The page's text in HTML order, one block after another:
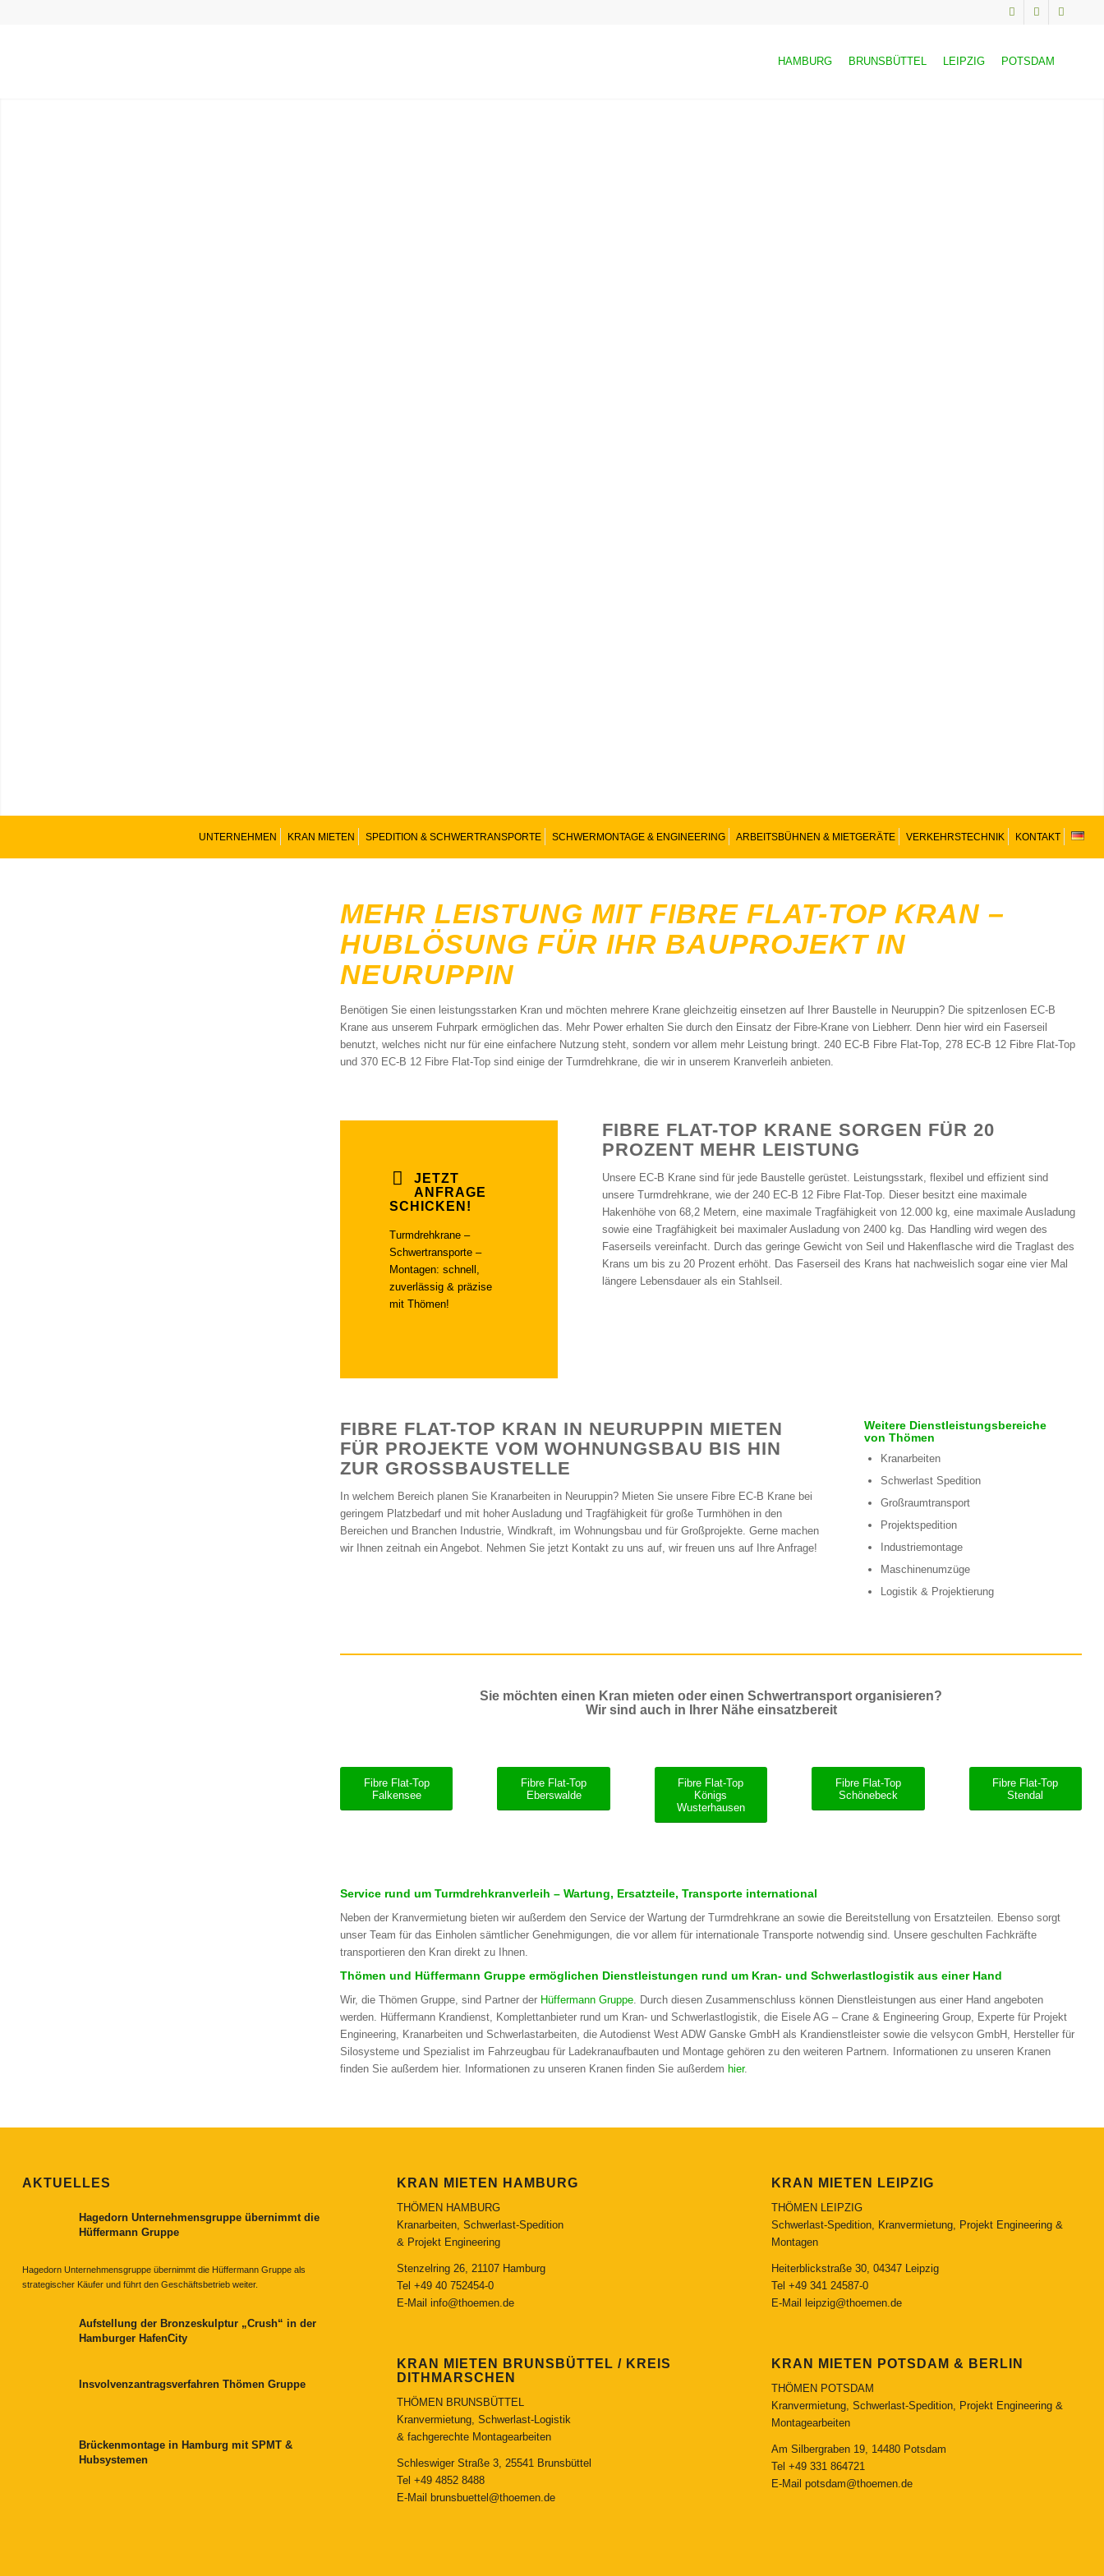
HAMBURG BRUNSBÜTTEL LEIPZIG POTSDAM
UNTERNEHMEN KRAN MIETEN SPEDITION & SCHWERTRANSPORTE SCHWERMONTAGE & ENGINEERING ARBEITSBÜHNEN & MIETGERÄTE VERKEHRSTECHNIK KONTAKT
MEHR LEISTUNG MIT FIBRE FLAT-TOP KRAN –
HUBLÖSUNG FÜR IHR BAUPROJEKT IN
NEURUPPIN
Benötigen Sie einen leistungsstarken Kran und möchten mehrere Krane gleichzeitig einsetzen auf Ihrer Baustelle in Neuruppin? Die spitzenlosen EC-B
Krane aus unserem Fuhrpark ermöglichen das. Mehr Power erhalten Sie durch den Einsatz der Fibre-Krane von Liebherr. Denn hier wird ein Faserseil
benutzt, welches nicht nur für eine einfachere Nutzung steht, sondern vor allem mehr Leistung bringt. 240 EC-B Fibre Flat-Top, 278 EC-B 12 Fibre Flat-Top
und 370 EC-B 12 Fibre Flat-Top sind einige der Turmdrehkrane, die wir in unserem Kranverleih anbieten.
JETZT
ANFRAGE
SCHICKEN!
Turmdrehkrane –
Schwertransporte –
Montagen: schnell,
zuverlässig & präzise
mit Thömen!
FIBRE FLAT-TOP KRANE SORGEN FÜR 20
PROZENT MEHR LEISTUNG
Unsere EC-B Krane sind für jede Baustelle gerüstet. Leistungsstark, flexibel und effizient sind
unsere Turmdrehkrane, wie der 240 EC-B 12 Fibre Flat-Top. Dieser besitzt eine maximale
Hakenhöhe von 68,2 Metern, eine maximale Tragfähigkeit von 12.000 kg, eine maximale Ausladung
sowie eine Tragfähigkeit bei maximaler Ausladung von 2400 kg. Das Handling wird wegen des
Faserseils vereinfacht. Durch das geringe Gewicht von Seil und Hakenflasche wird die Traglast des
Krans um bis zu 20 Prozent erhöht. Das Faserseil des Krans hat nachweislich sogar eine vier Mal
längere Lebensdauer als ein Stahlseil.
FIBRE FLAT-TOP KRAN IN NEURUPPIN MIETEN
FÜR PROJEKTE VOM WOHNUNGSBAU BIS HIN
ZUR GROSSBAUSTELLE
In welchem Bereich planen Sie Kranarbeiten in Neuruppin? Mieten Sie unsere Fibre EC-B Krane bei
geringem Platzbedarf und mit hoher Ausladung und Tragfähigkeit für große Turmhöhen in den
Bereichen und Branchen Industrie, Windkraft, im Wohnungsbau und für Großprojekte. Gerne machen
wir Ihnen zeitnah ein Angebot. Nehmen Sie jetzt Kontakt zu uns auf, wir freuen uns auf Ihre Anfrage!
Weitere Dienstleistungsbereiche
von Thömen
Kranarbeiten
Schwerlast Spedition
Großraumtransport
Projektspedition
Industriemontage
Maschinenumzüge
Logistik & Projektierung
Sie möchten einen Kran mieten oder einen Schwertransport organisieren?
Wir sind auch in Ihrer Nähe einsatzbereit
Fibre Flat-Top
Falkensee
Fibre Flat-Top
Eberswalde
Fibre Flat-Top
Königs
Wusterhausen
Fibre Flat-Top
Schönebeck
Fibre Flat-Top
Stendal
Service rund um Turmdrehkranverleih – Wartung, Ersatzteile, Transporte international
Neben der Kranvermietung bieten wir außerdem den Service der Wartung der Turmdrehkrane an sowie die Bereitstellung von Ersatzteilen. Ebenso sorgt
unser Team für das Einholen sämtlicher Genehmigungen, die vor allem für internationale Transporte notwendig sind. Unsere geschulten Fachkräfte
transportieren den Kran direkt zu Ihnen.
Thömen und Hüffermann Gruppe ermöglichen Dienstleistungen rund um Kran- und Schwerlastlogistik aus einer Hand
Wir, die Thömen Gruppe, sind Partner der Hüffermann Gruppe. Durch diesen Zusammenschluss können Dienstleistungen aus einer Hand angeboten
werden. Hüffermann Krandienst, Komplettanbieter rund um Kran- und Schwerlastlogistik, die Eisele AG – Crane & Engineering Group, Experte für Projekt
Engineering, Kranarbeiten und Schwerlastarbeiten, die Autodienst West ADW Ganske GmbH als Krandienstleister sowie die velsycon GmbH, Hersteller für
Silosysteme und Spezialist im Fahrzeugbau für Ladekranaufbauten und Montage gehören zu den weiteren Partnern. Informationen zu unseren Kranen
finden Sie außerdem hier. Informationen zu unseren Kranen finden Sie außerdem hier.
AKTUELLES
Hagedorn Unternehmensgruppe übernimmt die
Hüffermann Gruppe
Hagedorn Unternehmensgruppe übernimmt die Hüffermann Gruppe als
strategischer Käufer und führt den Geschäftsbetrieb weiter.
Aufstellung der Bronzeskulptur „Crush“ in der
Hamburger HafenCity
Insvolvenzantragsverfahren Thömen Gruppe
Brückenmontage in Hamburg mit SPMT &
Hubsystemen
KRAN MIETEN HAMBURG
THÖMEN HAMBURG
Kranarbeiten, Schwerlast-Spedition
& Projekt Engineering
Stenzelring 26, 21107 Hamburg
Tel +49 40 752454-0
E-Mail info@thoemen.de
KRAN MIETEN BRUNSBÜTTEL / KREIS
DITHMARSCHEN
THÖMEN BRUNSBÜTTEL
Kranvermietung, Schwerlast-Logistik
& fachgerechte Montagearbeiten
Schleswiger Straße 3, 25541 Brunsbüttel
Tel +49 4852 8488
E-Mail brunsbuettel@thoemen.de
KRAN MIETEN LEIPZIG
THÖMEN LEIPZIG
Schwerlast-Spedition, Kranvermietung, Projekt Engineering &
Montagen
Heiterblickstraße 30, 04347 Leipzig
Tel +49 341 24587-0
E-Mail
leipzig@thoemen.de
KRAN MIETEN POTSDAM & BERLIN
THÖMEN POTSDAM
Kranvermietung, Schwerlast-Spedition, Projekt Engineering &
Montagearbeiten
Am Silbergraben 19, 14480 Potsdam
Tel +49 331 864721
E-Mail potsdam@thoemen.de